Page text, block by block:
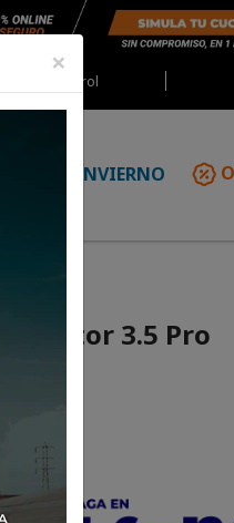
Red Castrol
INVIERNO
3.5 Pro
×